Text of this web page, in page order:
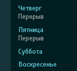
Четверг
Пятница
Суббота
Воскресенье